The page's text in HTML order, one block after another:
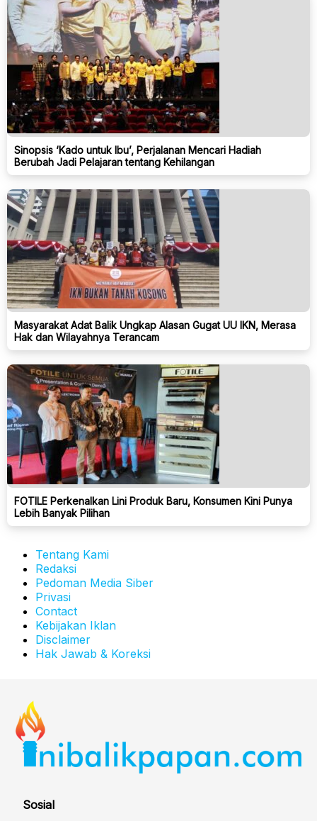
Sinopsis ‘Kado untuk Ibu’, Perjalanan Mencari Hadiah
Berubah Jadi Pelajaran tentang Kehilangan
Masyarakat Adat Balik Ungkap Alasan Gugat UU IKN, Merasa
Hak dan Wilayahnya Terancam
FOTILE Perkenalkan Lini Produk Baru, Konsumen Kini Punya
Lebih Banyak Pilihan
Tentang Kami
Redaksi
Pedoman Media Siber
Privasi
Contact
Kebijakan Iklan
Disclaimer
Hak Jawab & Koreksi
Sosial